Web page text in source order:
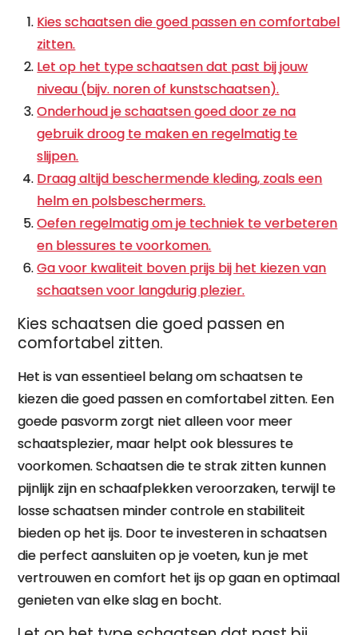
Kies schaatsen die goed passen en comfortabel
zitten.
Let op het type schaatsen dat past bij jouw
niveau (bijv. noren of kunstschaatsen).
Onderhoud je schaatsen goed door ze na
gebruik droog te maken en regelmatig te
slijpen.
Draag altijd beschermende kleding, zoals een
helm en polsbeschermers.
Oefen regelmatig om je techniek te verbeteren
en blessures te voorkomen.
Ga voor kwaliteit boven prijs bij het kiezen van
schaatsen voor langdurig plezier.
Kies schaatsen die goed passen en
comfortabel zitten.
Het is van essentieel belang om schaatsen te
kiezen die goed passen en comfortabel zitten. Een
goede pasvorm zorgt niet alleen voor meer
schaatsplezier, maar helpt ook blessures te
voorkomen. Schaatsen die te strak zitten kunnen
pijnlijk zijn en schaafplekken veroorzaken, terwijl te
losse schaatsen minder controle en stabiliteit
bieden op het ijs. Door te investeren in schaatsen
die perfect aansluiten op je voeten, kun je met
vertrouwen en comfort het ijs op gaan en optimaal
genieten van elke slag en bocht.